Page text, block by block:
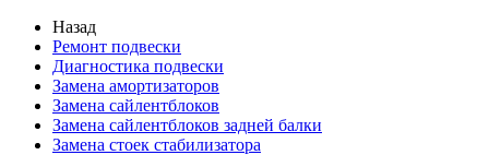
Назад
Ремонт подвески
Диагностика подвески
Замена амортизаторов
Замена сайлентблоков
Замена сайлентблоков задней балки
Замена стоек стабилизатора